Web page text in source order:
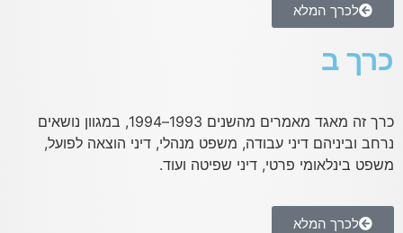
לכרך המלא
כרך ב
כרך זה מאגד מאמרים מהשנים 1993–1994, במגוון נושאים
נרחב וביניהם דיני עבודה, משפט מנהלי, דיני הוצאה לפועל,
משפט בינלאומי פרטי, דיני שפיטה ועוד.
לכרך המלא